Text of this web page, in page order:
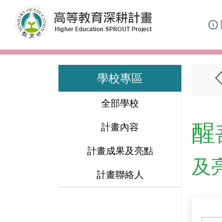
跳到主要內容區塊
學校專區
全部學校
計畫內容
計畫成果及亮點
計畫聯絡人
醒
及